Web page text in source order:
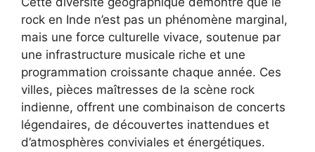
rock en Inde n’est pas un phénomène marginal,
mais une force culturelle vivace, soutenue par
une infrastructure musicale riche et une
programmation croissante chaque année. Ces
villes, pièces maîtresses de la scène rock
indienne, offrent une combinaison de concerts
légendaires, de découvertes inattendues et
d’atmosphères conviviales et énergétiques.